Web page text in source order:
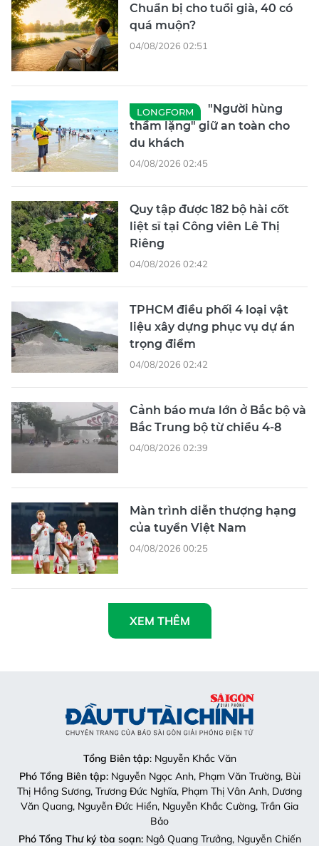
Chuẩn bị cho tuổi già, 40 có
quá muộn?
04/08/2026 02:51
LONGFORM
"Người hùng
thầm lặng" giữ an toàn cho
du khách
04/08/2026 02:45
Quy tập được 182 bộ hài cốt
liệt sĩ tại Công viên Lê Thị
Riêng
04/08/2026 02:42
TPHCM điều phối 4 loại vật
liệu xây dựng phục vụ dự án
trọng điểm
04/08/2026 02:42
Cảnh báo mưa lớn ở Bắc bộ và
Bắc Trung bộ từ chiều 4-8
04/08/2026 02:39
Màn trình diễn thượng hạng
của tuyển Việt Nam
04/08/2026 00:25
XEM THÊM
Tổng Biên tập: Nguyễn Khắc Văn
Phó Tổng Biên tập:Nguyễn Ngọc Anh, Phạm Văn Trường, Bùi
Thị Hồng Sương, Trương Đức Nghĩa, Phạm Thị Vân Anh, Dương
Văn Quang, Nguyễn Đức Hiển, Nguyễn Khắc Cường, Trần Gia
Bảo
Phó Tổng Thư ký tòa soạn:Ngô Quang Trưởng, Nguyễn Chiến